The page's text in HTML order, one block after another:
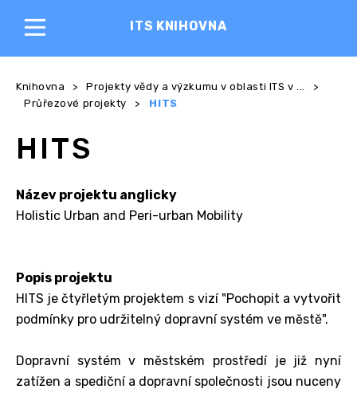
ITS KNIHOVNA
Knihovna > Projekty vědy a výzkumu v oblasti ITS v ...
>
Průřezové projekty
> HITS
HITS
Název projektu anglicky
Holistic Urban and Peri-urban Mobility
Popis projektu
HITS je čtyřletým projektem s vizí "Pochopit a vytvořit
podmínky pro udržitelný dopravní systém ve městě".
Dopravní systém v městském prostředí je již nyní
zatížen a spediční a dopravní společnosti jsou nuceny